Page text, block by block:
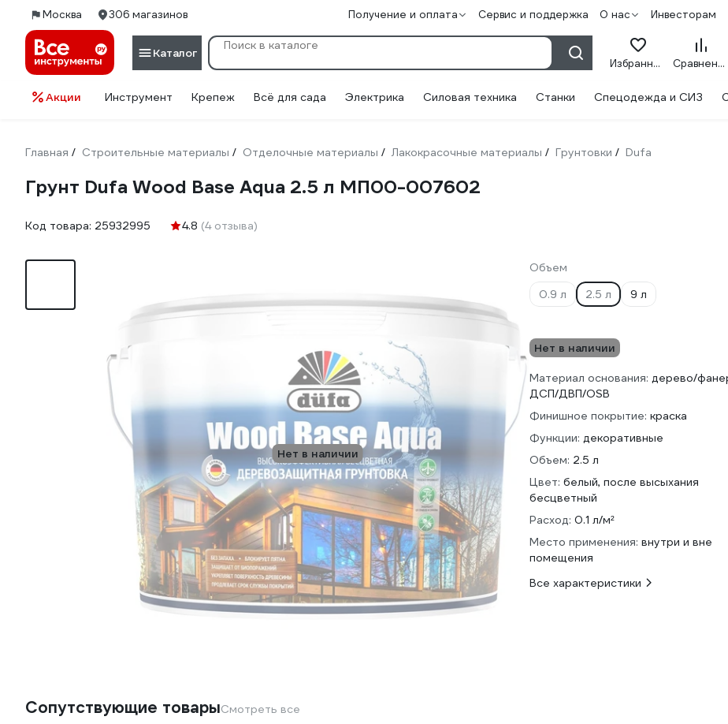
Москва 306 магазинов Получение и оплата Сервис и поддержка О нас Инвесторам
Каталог
Избранное Сравнение
Акции Инструмент Крепеж Всё для сада Электрика Силовая техника Станки Спецодежда и СИЗ
Главная / Строительные материалы / Отделочные материалы / Лакокрасочные материалы / Грунтовки / Dufa
Грунт Dufa Wood Base Aqua 2.5 л МП00-007602
Код товара: 25932995 4.8 (4 отзыва)
Нет в наличии
Объем
0.9 л
2.5 л 9 л
Нет в наличии
Материал основания: дерево/
ДСП/ДВП/OSB
Финишное покрытие: краска
Функции: декоративные
Объем: 2.5 л
Цвет: белый, после высыхания
бесцветный
Расход: 0.1 л/м²
Место применения: внутри и вне
помещения
Все характеристики
Сопутствующие товарыСмотреть все